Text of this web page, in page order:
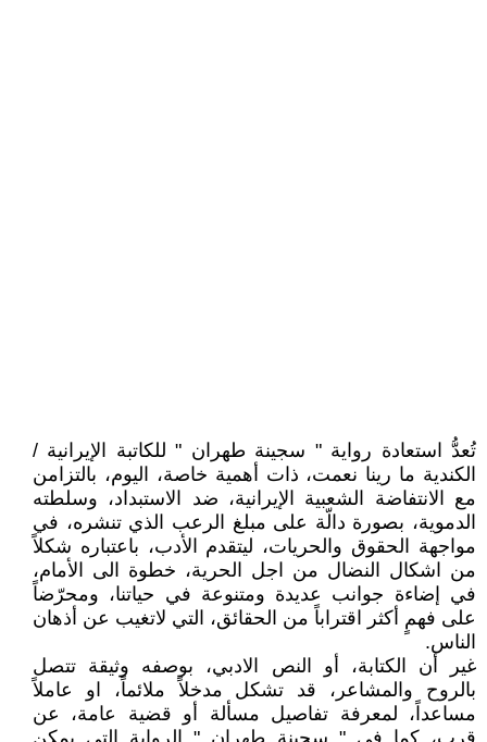
تُعدُّ استعادة رواية " سجينة طهران " للكاتبة الإيرانية /
الكندية ما رينا نعمت، ذات أهمية خاصة، اليوم، بالتزامن
مع الانتفاضة الشعبية الإيرانية، ضد الاستبداد، وسلطته
الدموية، بصورة دالّة على مبلغ الرعب الذي تنشره، في
مواجهة الحقوق والحريات، ليتقدم الأدب، باعتباره شكلاً
من اشكال النضال من اجل الحرية، خطوة الى الأمام،
في إضاءة جوانب عديدة ومتنوعة في حياتنا، ومحرّضاً
على فهمٍ أكثر اقتراباً من الحقائق، التي لاتغيب عن أذهان
الناس.
غير أن الكتابة، أو النص الادبي، بوصفه وثيقة تتصل
بالروح والمشاعر، قد تشكل مدخلاً ملائماً، او عاملاً
مساعداً، لمعرفة تفاصيل مسألة أو قضية عامة، عن